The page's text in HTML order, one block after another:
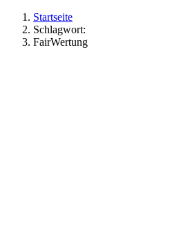
Startseite
Schlagwort:
FairWertung